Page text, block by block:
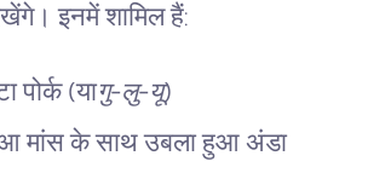
इनमें शामिल हैं:
पोर्क (यागु-लु-यू)
मांस के साथ उबला हुआ अंडा